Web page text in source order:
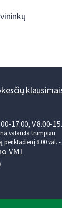
17.00, V 8.00-
valanda trumpiau.
penktadienį 8.00 val. -
VMI